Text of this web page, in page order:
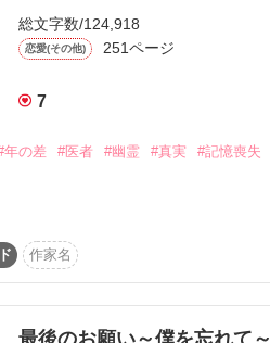
下さい。
せてくれると助かります。
総文字数/124,918
恋愛(その他) 251ページ
7
年の差 #医者 #幽霊 #真実 #記憶喪失
の生活が....
作家名
最後のお願い～僕を忘れて～